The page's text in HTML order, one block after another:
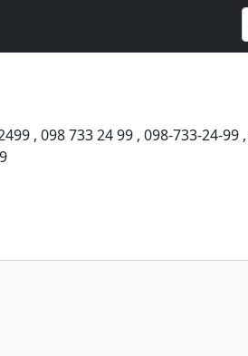
, 098 733 24 99 , 098-733-24-99 ,